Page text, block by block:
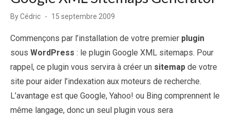
ByCédric
Posted
15 septembre 2009
Commençons par l’installation de votre premier plugin
sous WordPress : le plugin Google XML sitemaps. Pour
rappel, ce plugin vous servira à créer un sitemap de votre
site pour aider l’indexation aux moteurs de recherche.
L’avantage est que Google, Yahoo! ou Bing comprennent le
même langage, donc un seul plugin vous sera